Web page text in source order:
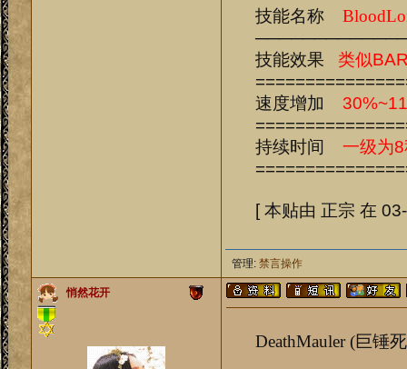
技能名称
技能效果 类似
速度增加
持续时间 一级为
[ 本贴由 正宗 在
管理: 禁言操作
悄然花开
DeathMauler (巨锤